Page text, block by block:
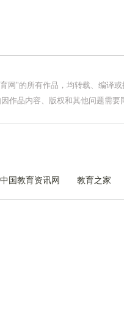
网"的所有作品，均转载、编译
作品内容、版权和其他问题需
中国教育资讯网 教育之家